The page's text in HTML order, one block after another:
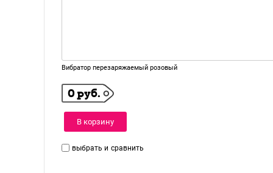
Вибратор перезаряжаемый розовый
0 руб.
В корзину
выбрать и сравнить